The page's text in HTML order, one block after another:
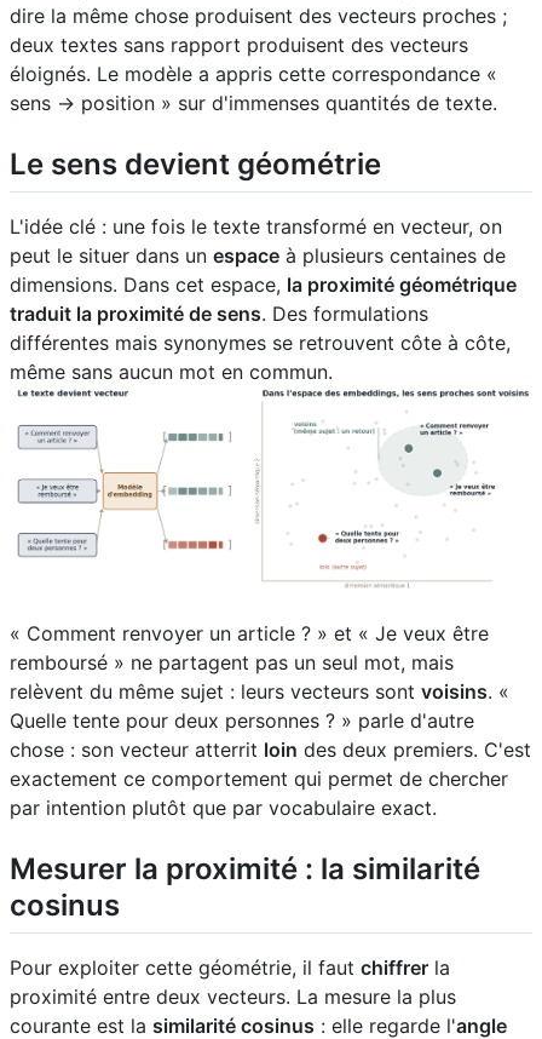
dire la même chose produisent des vecteurs proches ;
deux textes sans rapport produisent des vecteurs
éloignés. Le modèle a appris cette correspondance «
sens → position » sur d'immenses quantités de texte.
Le sens devient géométrie
L'idée clé : une fois le texte transformé en vecteur, on
peut le situer dans un espace à plusieurs centaines de
dimensions. Dans cet espace, la proximité géométrique
traduit la proximité de sens. Des formulations
différentes mais synonymes se retrouvent côte à côte,
même sans aucun mot en commun.
« Comment renvoyer un article ? » et « Je veux être
remboursé » ne partagent pas un seul mot, mais
relèvent du même sujet : leurs vecteurs sont voisins. «
Quelle tente pour deux personnes ? » parle d'autre
chose : son vecteur atterrit loin des deux premiers. C'est
exactement ce comportement qui permet de chercher
par intention plutôt que par vocabulaire exact.
Mesurer la proximité : la similarité
cosinus
Pour exploiter cette géométrie, il faut chiffrer la
proximité entre deux vecteurs. La mesure la plus
courante est la similarité cosinus : elle regarde l'angle